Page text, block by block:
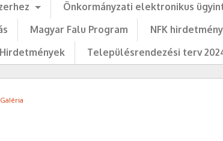
Önkormányzati elektronikus
Magyar Falu Program NFK
Hirdetmények Településrendezési terv
Galéria